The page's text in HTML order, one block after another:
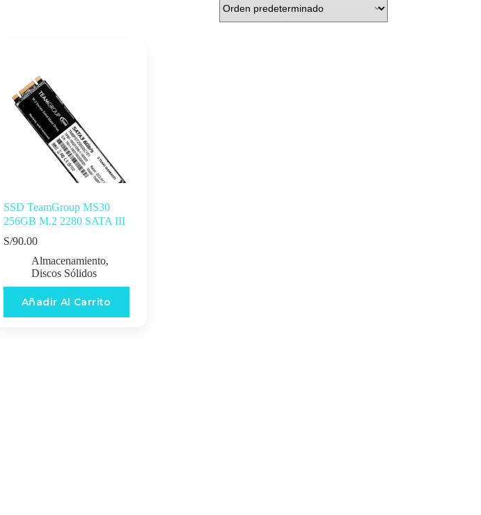
SSD TeamGroup MS30
256GB M.2 2280 SATA III
S/90.00
Almacenamiento,
Discos Sólidos
Añadir Al Carrito